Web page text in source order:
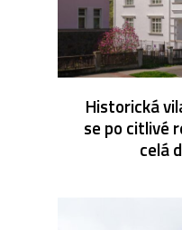
Historická
se po citlivé
celá